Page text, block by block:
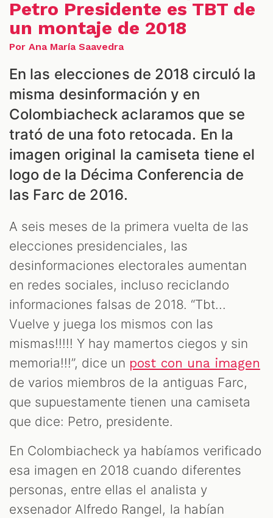
Petro Presidente es TBT de
un montaje de 2018
Por Ana María Saavedra
En las elecciones de 2018 circuló la
misma desinformación y en
Colombiacheck aclaramos que se
trató de una foto retocada. En la
imagen original la camiseta tiene el
logo de la Décima Conferencia de
las Farc de 2016.
A seis meses de la primera vuelta de las
elecciones presidenciales, las
desinformaciones electorales aumentan
en redes sociales, incluso reciclando
informaciones falsas de 2018. “Tbt...
Vuelve y juega los mismos con las
mismas!!!!! Y hay mamertos ciegos y sin
memoria!!!”, dice un post con una imagen
de varios miembros de la antiguas Farc,
que supuestamente tienen una camiseta
que dice: Petro, presidente.
En Colombiacheck ya habíamos verificado
esa imagen en 2018 cuando diferentes
personas, entre ellas el analista y
exsenador Alfredo Rangel, la habían